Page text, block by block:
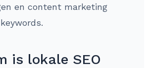
en content marketing
is lokale SEO